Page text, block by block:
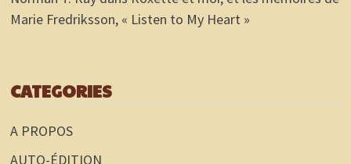
Marie Fredriksson, « Listen to My Heart »
CATEGORIES
A PROPOS
AUTO-ÉDITION